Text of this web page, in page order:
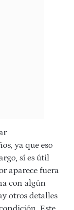
ya que eso
sí es útil
aparece fuera
con algún
otros detalles